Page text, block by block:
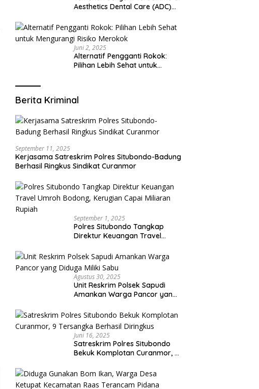
Aesthetics Dental Care (ADC)
yang Mengerti Kebutuhanmu
Juni 2, 2025
Alternatif Pengganti Rokok:
Pilihan Lebih Sehat untuk
Berita Kriminal
September 11, 2025
Kerjasama Satreskrim Polres Situbondo-Badung
Berhasil Ringkus Sindikat Curanmor
September 1, 2025
Polres Situbondo Tangkap
Direktur Keuangan Travel
Capai Miliaran Rupiah
Agustus 30, 2025
Unit Reskrim Polsek Sapudi
Amankan Warga Pancor yang
Juni 16, 2025
Satreskrim Polres Situbondo
Bekuk Komplotan Curanmor, 9